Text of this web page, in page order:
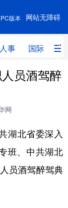
网站无障碍
PC版本
人事 国际 财
人事
体育
军事
员酒驾醉
网
北省委深入
班、中共湖北
员酒驾醉驾典